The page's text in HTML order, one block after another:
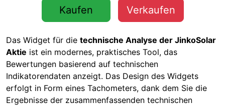
Kaufen Verkaufen
Das Widget für die technische Analyse der JinkoSolar
Aktie ist ein modernes, praktisches Tool, das
Bewertungen basierend auf technischen
Indikatorendaten anzeigt. Das Design des Widgets
erfolgt in Form eines Tachometers, dank dem Sie die
Ergebnisse der zusammenfassenden technischen